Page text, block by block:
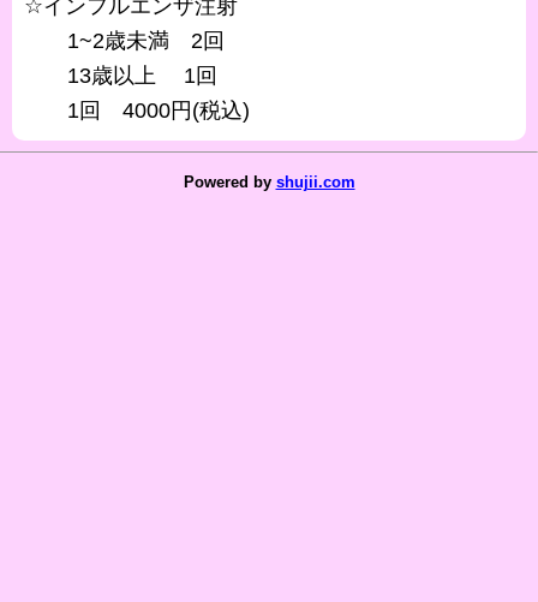
☆インフルエンザ注射
1~2歳未満 2回
13歳以上 1回
1回 4000円(税込)
Powered by shujii.com